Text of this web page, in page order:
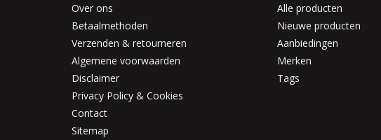
Over ons
Betaalmethoden
Verzenden & retourneren
Algemene voorwaarden
Disclaimer
Privacy Policy & Cookies
Contact
Sitemap
Alle producten
Nieuwe producten
Aanbiedingen
Merken
Tags